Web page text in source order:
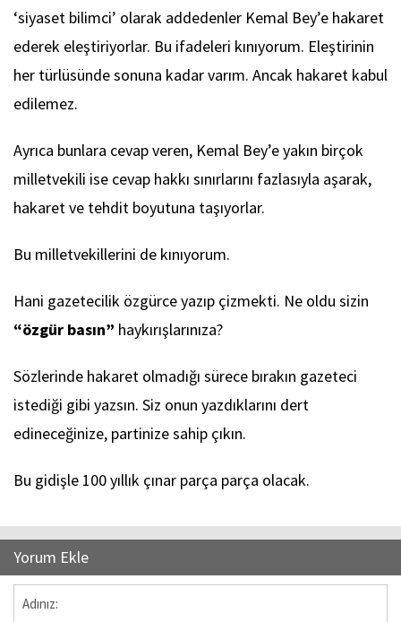
‘siyaset bilimci’ olarak addedenler Kemal Bey’e hakaret
ederek eleştiriyorlar. Bu ifadeleri kınıyorum. Eleştirinin
her türlüsünde sonuna kadar varım. Ancak hakaret kabul
edilemez.
Ayrıca bunlara cevap veren, Kemal Bey’e yakın birçok
milletvekili ise cevap hakkı sınırlarını fazlasıyla aşarak,
hakaret ve tehdit boyutuna taşıyorlar.
Bu milletvekillerini de kınıyorum.
Hani gazetecilik özgürce yazıp çizmekti. Ne oldu sizin
“özgür basın” haykırışlarınıza?
Sözlerinde hakaret olmadığı sürece bırakın gazeteci
istediği gibi yazsın. Siz onun yazdıklarını dert
edineceğinize, partinize sahip çıkın.
Bu gidişle 100 yıllık çınar parça parça olacak.
Yorum Ekle